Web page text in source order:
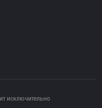
исключительно